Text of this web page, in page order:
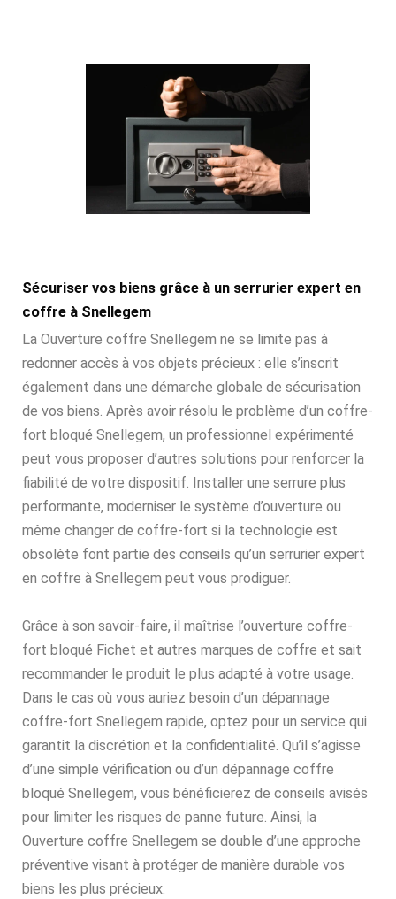
Sécuriser vos biens grâce à un serrurier expert en
coffre à Snellegem
La Ouverture coffre Snellegem ne se limite pas à
redonner accès à vos objets précieux : elle s’inscrit
également dans une démarche globale de sécurisation
de vos biens. Après avoir résolu le problème d’un coffre-
fort bloqué Snellegem, un professionnel expérimenté
peut vous proposer d’autres solutions pour renforcer la
fiabilité de votre dispositif. Installer une serrure plus
performante, moderniser le système d’ouverture ou
même changer de coffre-fort si la technologie est
obsolète font partie des conseils qu’un serrurier expert
en coffre à Snellegem peut vous prodiguer.
Grâce à son savoir-faire, il maîtrise l’ouverture coffre-
fort bloqué Fichet et autres marques de coffre et sait
recommander le produit le plus adapté à votre usage.
Dans le cas où vous auriez besoin d’un dépannage
coffre-fort Snellegem rapide, optez pour un service qui
garantit la discrétion et la confidentialité. Qu’il s’agisse
d’une simple vérification ou d’un dépannage coffre
bloqué Snellegem, vous bénéficierez de conseils avisés
pour limiter les risques de panne future. Ainsi, la
Ouverture coffre Snellegem se double d’une approche
préventive visant à protéger de manière durable vos
biens les plus précieux.